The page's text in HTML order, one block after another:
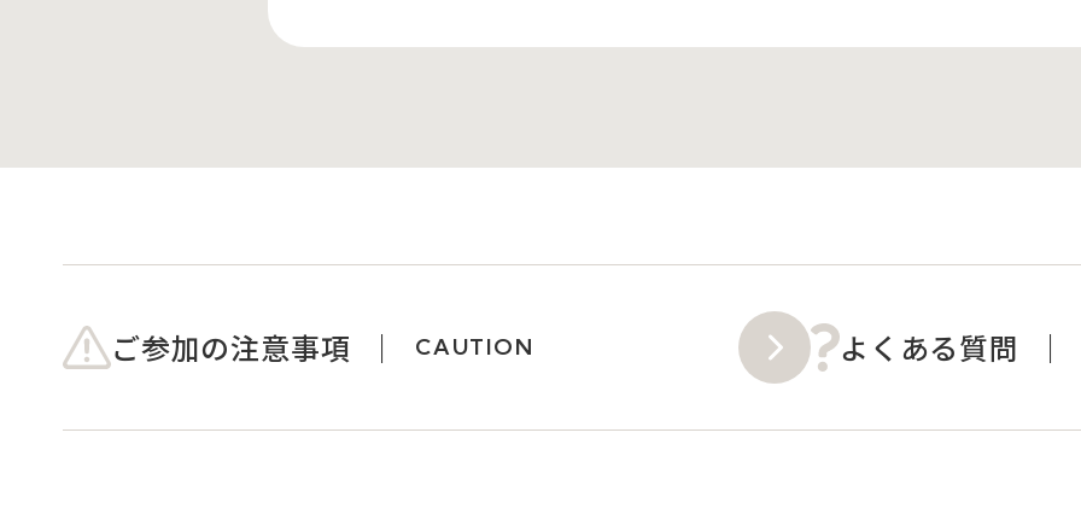
ご参加の注意事項 CAUTION よくある質問